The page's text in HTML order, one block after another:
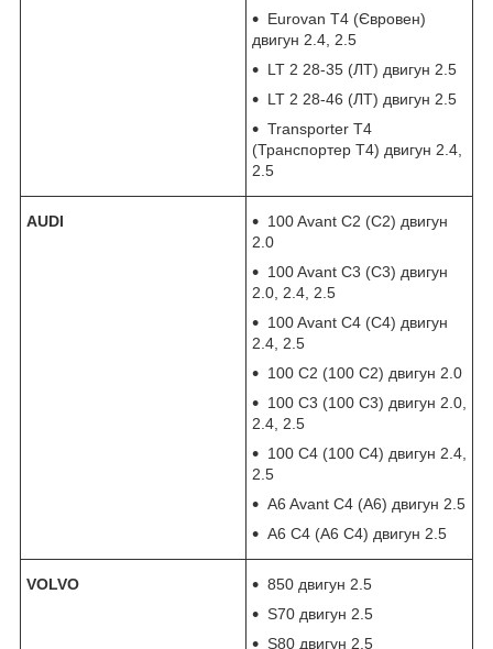
Eurovan T4 (Євровен)
двигун 2.4, 2.5
LT 2 28-35 (ЛТ) двигун 2.5
LT 2 28-46 (ЛТ) двигун 2.5
Transporter T4
(Транспортер Т4) двигун 2.4,
2.5
AUDI
100 Avant C2 (С2) двигун
2.0
100 Avant C3 (С3) двигун
2.0, 2.4, 2.5
100 Avant C4 (С4) двигун
2.4, 2.5
100 C2 (100 С2) двигун 2.0
100 C3 (100 С3) двигун 2.0,
2.4, 2.5
100 C4 (100 С4) двигун 2.4,
2.5
A6 Avant C4 (А6) двигун 2.5
A6 C4 (А6 С4) двигун 2.5
VOLVO
850 двигун 2.5
S70 двигун 2.5
S80 двигун 2.5